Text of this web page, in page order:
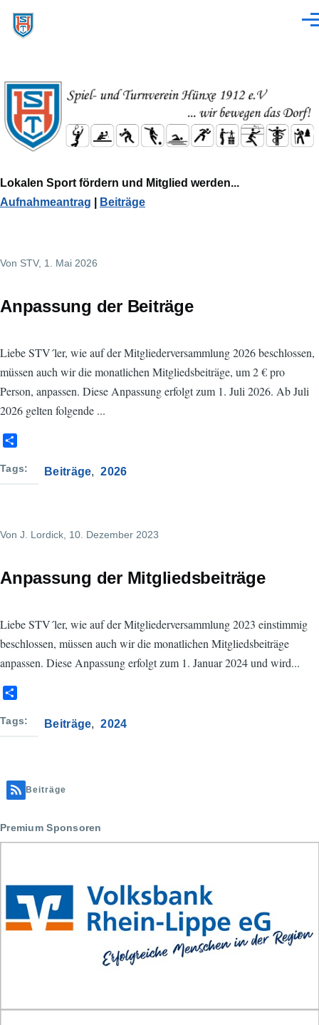
Lokalen Sport fördern und Mitglied werden...
Aufnahmeantrag
Beiträge
Von STV, 1. Mai 2026
Anpassung der Beiträge
Liebe STV´ler, wie auf der Mitgliederversammlung 2026 beschlossen,
müssen auch wir die monatlichen Mitgliedsbeiträge, um 2 € pro
Person, anpassen. Diese Anpassung erfolgt zum 1. Juli 2026. Ab Juli
2026 gelten folgende ...
a
Tags Beiträge 2026
Von J. Lordick , 10. Dezember 2023
Anpassung der Mitgliedsbeiträge
Liebe STV´ler, wie auf der Mitgliederversammlung 2023 einstimmig
beschlossen, müssen auch wir die monatlichen Mitgliedsbeiträge
anpassen. Diese Anpassung erfolgt zum 1. Januar 2024 und wird...
a
Tags Beiträge 2024
Beiträge
Premium Sponsoren